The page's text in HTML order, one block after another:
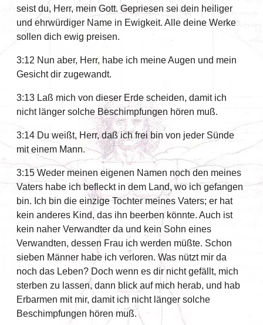
seist du, Herr, mein Gott. Gepriesen sei dein heiliger
und ehrwürdiger Name in Ewigkeit. Alle deine Werke
sollen dich ewig preisen.
3:12 Nun aber, Herr, habe ich meine Augen und mein
Gesicht dir zugewandt.
3:13 Laß mich von dieser Erde scheiden, damit ich
nicht länger solche Beschimpfungen hören muß.
3:14 Du weißt, Herr, daß ich frei bin von jeder Sünde
mit einem Mann.
3:15 Weder meinen eigenen Namen noch den meines
Vaters habe ich befleckt in dem Land, wo ich gefangen
bin. Ich bin die einzige Tochter meines Vaters; er hat
kein anderes Kind, das ihn beerben könnte. Auch ist
kein naher Verwandter da und kein Sohn eines
Verwandten, dessen Frau ich werden müßte. Schon
sieben Männer habe ich verloren. Was nützt mir da
noch das Leben? Doch wenn es dir nicht gefällt, mich
sterben zu lassen, dann blick auf mich herab, und hab
Erbarmen mit mir, damit ich nicht länger solche
Beschimpfungen hören muß.